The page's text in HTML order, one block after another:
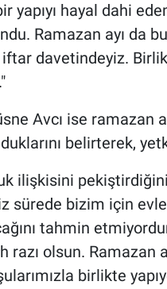
yapıyı hayal dahi
Ramazan ayı da
davetindeyiz.
Avcı ise ramazan
belirterek,
ilişkisini pekiştirdiğini
bizim için
tahmin
olsun. Ramazan
birlikte